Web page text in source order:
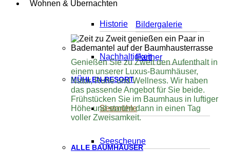
Bildergalerie
Partner
Historie
Nachhaltigkeit
MÜHLEN-RESORT
Seemühle
Seescheune
Wohnen & Übernachten
Genießen Sie zu Zweit den Aufenthalt in
einem unserer Luxus-Baumhäuser,
Natur, Ruhe und Wellness. Wir haben
das passende Angebot für Sie beide.
Frühstücken Sie im Baumhaus in luftiger
Höhe und starten dann in einen Tag
voller Zweisamkeit.
ALLE BAUMHÄUSER